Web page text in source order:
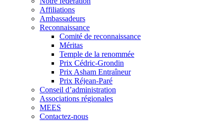
Affiliations
Ambassadeurs
Reconnaissance
Comité de reconnaissance
Méritas
Temple de la renommée
Prix Cédric-Grondin
Prix Asham Entraîneur
Prix Réjean-Paré
Conseil d’administration
Associations régionales
MEES
Contactez-nous